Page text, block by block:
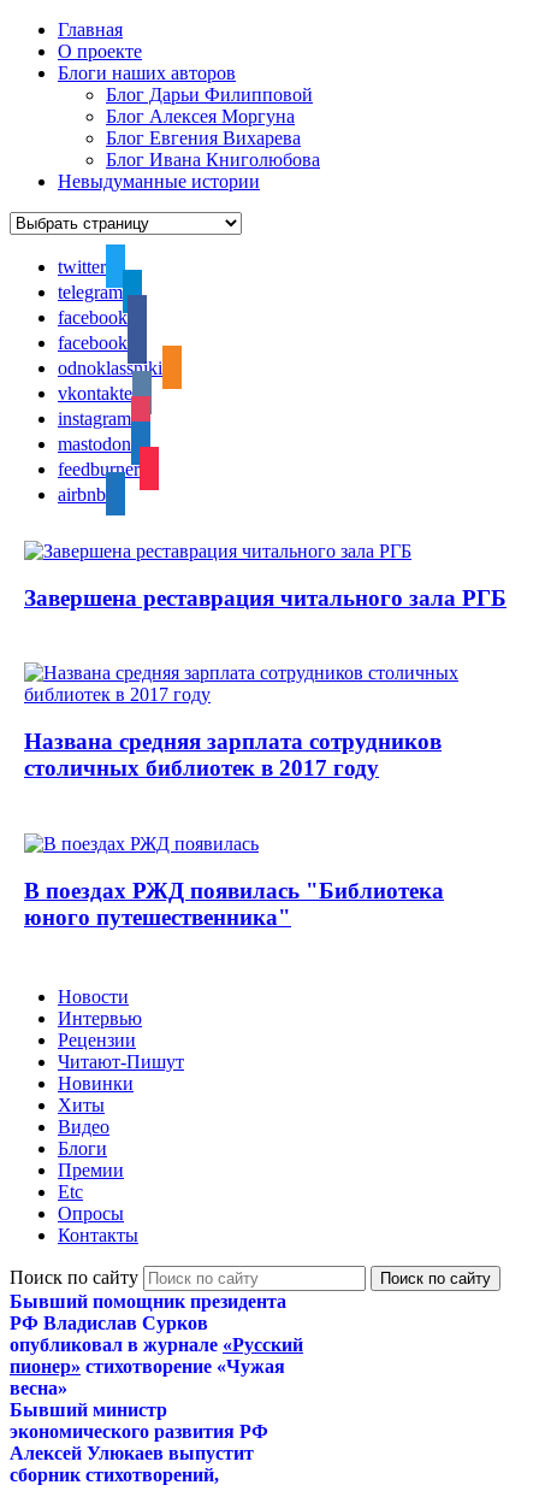
Главная
О проекте
Блоги наших авторов
Блог Дарьи Филипповой
Блог Алексея Моргуна
Блог Евгения Вихарева
Блог Ивана Книголюбова
Невыдуманные истории
twitter
telegram
facebook
facebook
odnoklassniki
vkontakte
instagram
mastodon
feedburner
airbnb
Завершена реставрация читального зала РГБ
Названа средняя зарплата сотрудников
столичных библиотек в 2017 году
В поездах РЖД появилась "Библиотека
юного путешественника"
Новости
Интервью
Рецензии
Читают-Пишут
Новинки
Хиты
Видео
Блоги
Премии
Etc
Опросы
Контакты
Поиск по сайту
Бывший помощник президента
РФ Владислав Сурков
опубликовал в журнале «Русский
пионер» стихотворение «Чужая
весна»
Бывший министр
экономического развития РФ
Алексей Улюкаев выпустит
сборник стихотворений,